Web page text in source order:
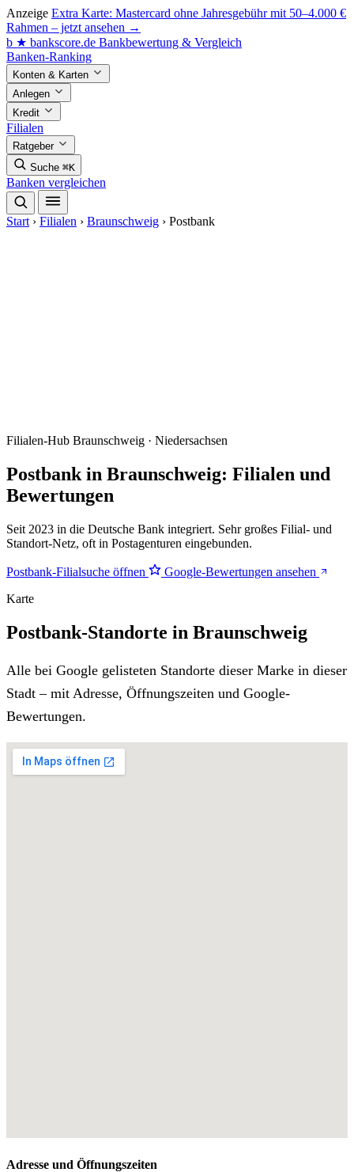
Anzeige Extra Karte: Mastercard ohne Jahresgebühr mit 50–4.000 €
Rahmen – jetzt ansehen →
b ★ bankscore.de Bankbewertung & Vergleich
Banken-Ranking
Konten & Karten
Anlegen
Kredit
Filialen
Ratgeber
Suche ⌘K
Banken vergleichen
Start › Filialen › Braunschweig › Postbank
Filialen-Hub Braunschweig · Niedersachsen
Postbank in Braunschweig: Filialen und
Bewertungen
Seit 2023 in die Deutsche Bank integriert. Sehr großes Filial- und
Standort-Netz, oft in Postagenturen eingebunden.
Postbank-Filialsuche öffnen
Google-Bewertungen ansehen
Karte
Postbank-Standorte in Braunschweig
Alle bei Google gelisteten Standorte dieser Marke in dieser
Stadt – mit Adresse, Öffnungszeiten und Google-
Bewertungen.
Adresse und Öffnungszeiten